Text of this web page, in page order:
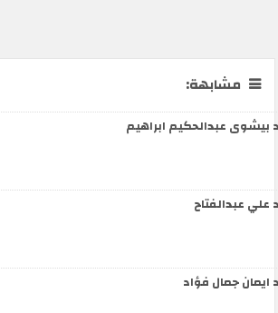
مشابهة:
بيشوى عبدالحكيم ابراهيم
علي عبدالفتاح
ايمان جمال فؤاد